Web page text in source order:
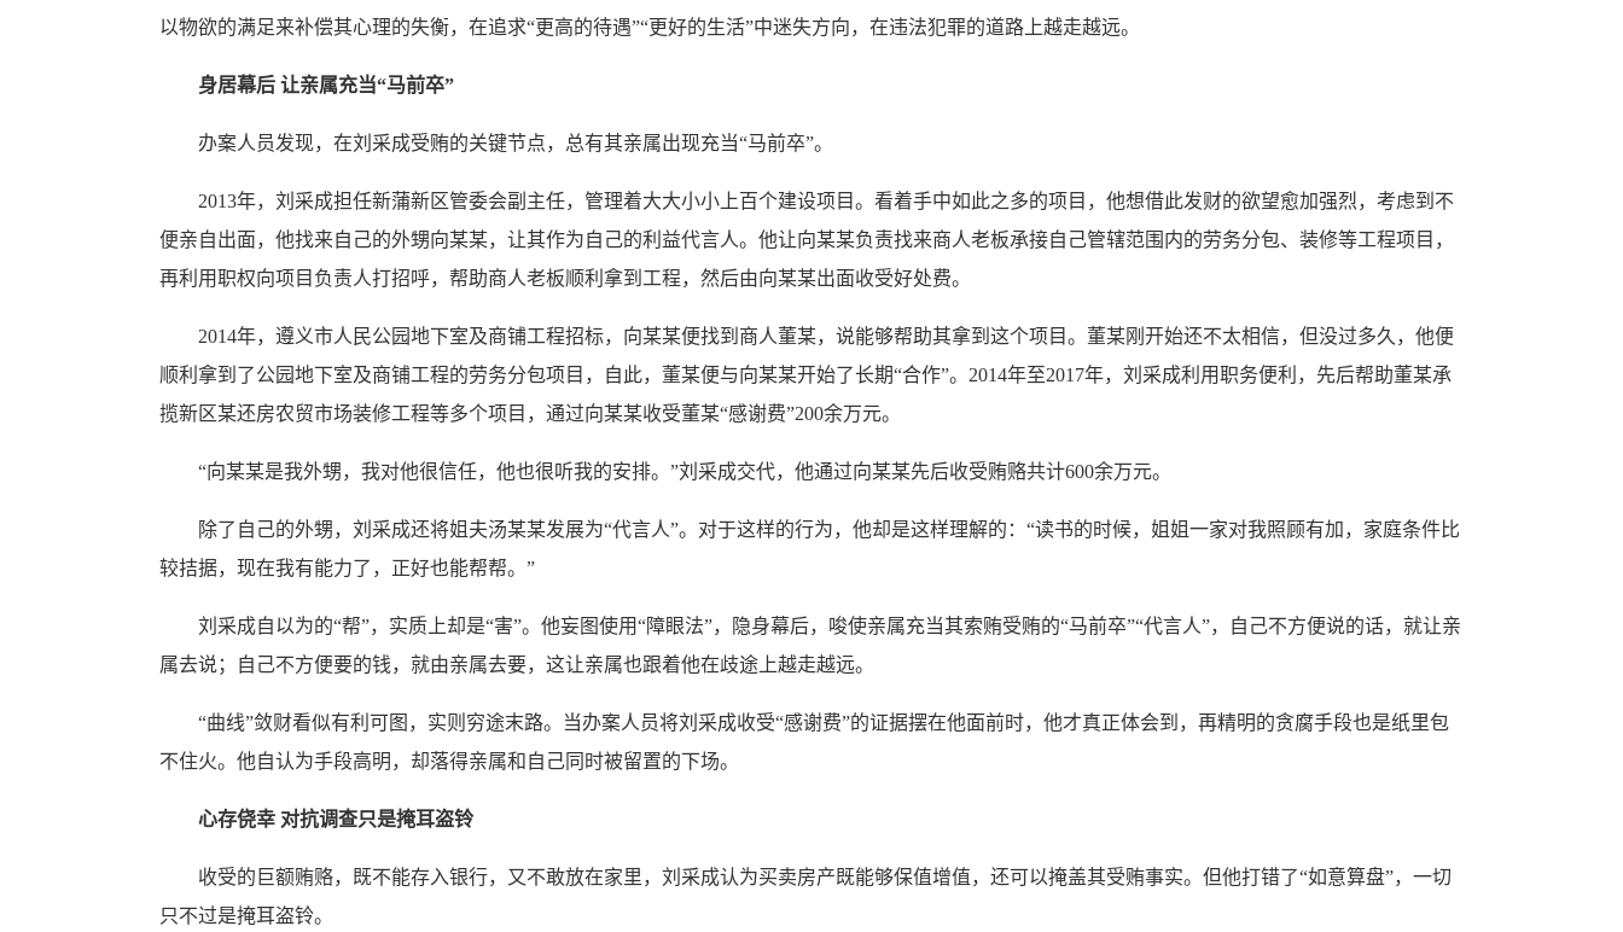
以物欲的满足来补偿其心理的失衡，在追求“更高的待遇”“更好的生活”中迷失方向，在违法犯罪的道路上越走越远。
身居幕后 让亲属充当“马前卒”
办案人员发现，在刘采成受贿的关键节点，总有其亲属出现充当“马前卒”。
2013年，刘采成担任新蒲新区管委会副主任，管理着大大小小上百个建设项目。看着手中如此之多的项目，他想借此发财的欲望愈加强烈，考虑到不
便亲自出面，他找来自己的外甥向某某，让其作为自己的利益代言人。他让向某某负责找来商人老板承接自己管辖范围内的劳务分包、装修等工程项目，
再利用职权向项目负责人打招呼，帮助商人老板顺利拿到工程，然后由向某某出面收受好处费。
2014年，遵义市人民公园地下室及商铺工程招标，向某某便找到商人董某，说能够帮助其拿到这个项目。董某刚开始还不太相信，但没过多久，他便
顺利拿到了公园地下室及商铺工程的劳务分包项目，自此，董某便与向某某开始了长期“合作”。2014年至2017年，刘采成利用职务便利，先后帮助董某承
揽新区某还房农贸市场装修工程等多个项目，通过向某某收受董某“感谢费”200余万元。
“向某某是我外甥，我对他很信任，他也很听我的安排。”刘采成交代，他通过向某某先后收受贿赂共计600余万元。
除了自己的外甥，刘采成还将姐夫汤某某发展为“代言人”。对于这样的行为，他却是这样理解的：“读书的时候，姐姐一家对我照顾有加，家庭条件比
较拮据，现在我有能力了，正好也能帮帮。”
刘采成自以为的“帮”，实质上却是“害”。他妄图使用“障眼法”，隐身幕后，唆使亲属充当其索贿受贿的“马前卒”“代言人”，自己不方便说的话，就让亲
属去说；自己不方便要的钱，就由亲属去要，这让亲属也跟着他在歧途上越走越远。
“曲线”敛财看似有利可图，实则穷途末路。当办案人员将刘采成收受“感谢费”的证据摆在他面前时，他才真正体会到，再精明的贪腐手段也是纸里包
不住火。他自认为手段高明，却落得亲属和自己同时被留置的下场。
心存侥幸 对抗调查只是掩耳盗铃
收受的巨额贿赂，既不能存入银行，又不敢放在家里，刘采成认为买卖房产既能够保值增值，还可以掩盖其受贿事实。但他打错了“如意算盘”，一切
只不过是掩耳盗铃。